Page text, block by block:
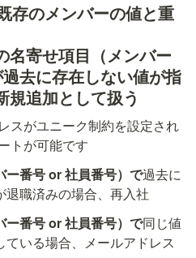
存のメンバーの値と重
名寄せ項目（メンバー
去に存在しない値が指
規追加として扱う
スがユニーク制約を設定され
トが可能です
ー番号 or 社員番号）で過去に
退職済みの場合、再入社
ー番号 or 社員番号）で同じ値
ている場合、メールアドレス